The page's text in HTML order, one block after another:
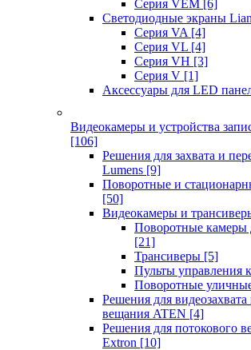
Серия VEM [6]
Светодиодные экраны
Серия VA [4]
Серия VL [4]
Серия VH [3]
Серия V [1]
Аксессуары для LED
Видеокамеры и устройства
[106]
Решения для захвата и
Lumens [9]
Поворотные и
[50]
Видеокамеры и
Поворотные камеры
[21]
Трансиверы [5]
Пульты управления
Поворотные
Решения для
вещания ATEN [4]
Решения для потокового
Extron [10]